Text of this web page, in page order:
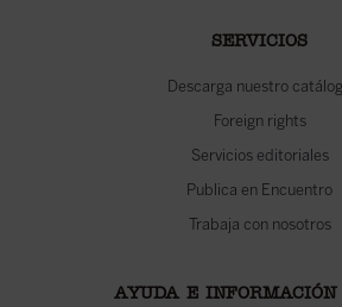
SERVICIOS
Descarga nuestro
Foreign rights
Servicios editoriales
Publica en Encuentro
Trabaja con nosotros
AYUDA E